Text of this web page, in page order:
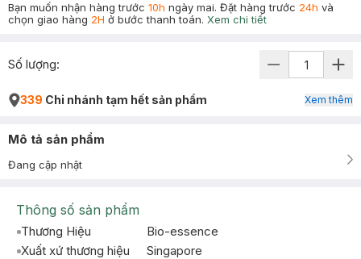
Bạn muốn nhận hàng trước 10h ngày mai. Đặt hàng trước 24h và
chọn giao hàng 2H ở bước thanh toán. Xem chi tiết
Số lượng:
339 Chi nhánh tạm hết sản phẩm Xem thêm
Mô tả sản phẩm
Đang cập nhật
Thông số sản phẩm
Thương Hiệu
Bio-essence
Xuất xứ thương hiệu
Singapore